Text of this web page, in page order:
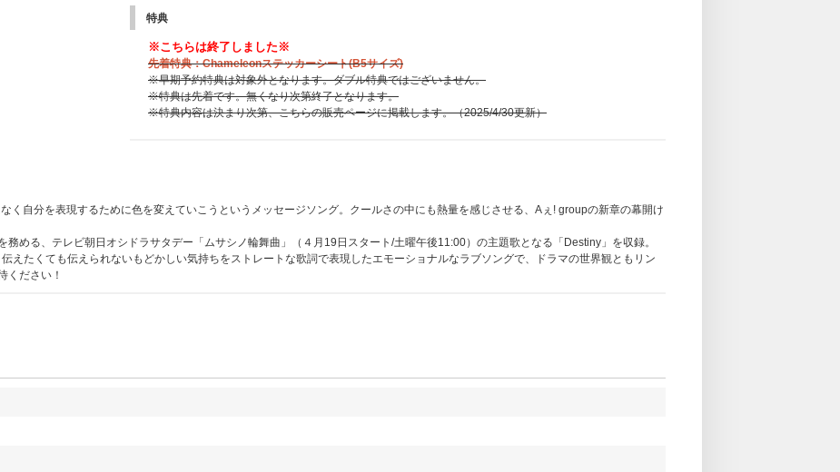
特典
※こちらは終了しました※
先着特典：Chameleonステッカーシート(B5サイズ)
※早期予約特典は対象外となります。ダブル特典ではございません。
※特典は先着です。無くなり次第終了となります。
※特典内容は決まり次第、こちらの販売ページに掲載します。（2025/4/30更新）
く自分を表現するために色を変えていこうというメッセージソング。クールさの中にも熱量を感じさせる、Aぇ! groupの新章の幕開け
務める、テレビ朝日オシドラサタデー「ムサシノ輪舞曲」（４月19日スタート/土曜午後11:00）の主題歌となる「Destiny」を収録。
えたくても伝えられないもどかしい気持ちをストレートな歌詞で表現したエモーショナルなラブソングで、ドラマの世界観ともリン
ください！